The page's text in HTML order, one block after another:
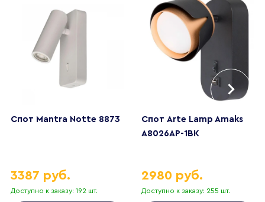
Спот Mantra Notte 8873
Доступно к заказу: 192 шт.
3387 руб.
Спот Arte Lamp Amaks
A8026AP-1BK
Доступно к заказу: 255 шт.
2980 руб.